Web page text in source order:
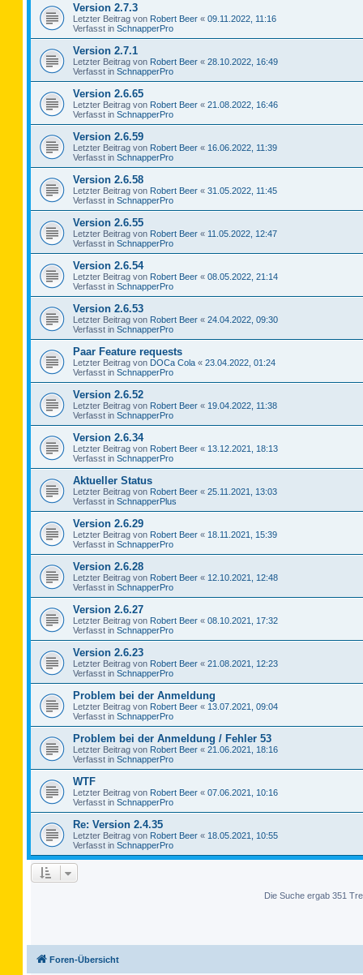
Version 2.7.3
Letzter Beitrag von Robert Beer « 09.11.2022, 11:16
Verfasst in SchnapperPro
Version 2.7.1
Letzter Beitrag von Robert Beer « 28.10.2022, 16:49
Verfasst in SchnapperPro
Version 2.6.65
Letzter Beitrag von Robert Beer « 21.08.2022, 16:46
Verfasst in SchnapperPro
Version 2.6.59
Letzter Beitrag von Robert Beer « 16.06.2022, 11:39
Verfasst in SchnapperPro
Version 2.6.58
Letzter Beitrag von Robert Beer « 31.05.2022, 11:45
Verfasst in SchnapperPro
Version 2.6.55
Letzter Beitrag von Robert Beer « 11.05.2022, 12:47
Verfasst in SchnapperPro
Version 2.6.54
Letzter Beitrag von Robert Beer « 08.05.2022, 21:14
Verfasst in SchnapperPro
Version 2.6.53
Letzter Beitrag von Robert Beer « 24.04.2022, 09:30
Verfasst in SchnapperPro
Paar Feature requests
Letzter Beitrag von DOCa Cola « 23.04.2022, 01:24
Verfasst in SchnapperPro
Version 2.6.52
Letzter Beitrag von Robert Beer « 19.04.2022, 11:38
Verfasst in SchnapperPro
Version 2.6.34
Letzter Beitrag von Robert Beer « 13.12.2021, 18:13
Verfasst in SchnapperPro
Aktueller Status
Letzter Beitrag von Robert Beer « 25.11.2021, 13:03
Verfasst in SchnapperPlus
Version 2.6.29
Letzter Beitrag von Robert Beer « 18.11.2021, 15:39
Verfasst in SchnapperPro
Version 2.6.28
Letzter Beitrag von Robert Beer « 12.10.2021, 12:48
Verfasst in SchnapperPro
Version 2.6.27
Letzter Beitrag von Robert Beer « 08.10.2021, 17:32
Verfasst in SchnapperPro
Version 2.6.23
Letzter Beitrag von Robert Beer « 21.08.2021, 12:23
Verfasst in SchnapperPro
Problem bei der Anmeldung
Letzter Beitrag von Robert Beer « 13.07.2021, 09:04
Verfasst in SchnapperPro
Problem bei der Anmeldung / Fehler 53
Letzter Beitrag von Robert Beer « 21.06.2021, 18:16
Verfasst in SchnapperPro
WTF
Letzter Beitrag von Robert Beer « 07.06.2021, 10:16
Verfasst in SchnapperPro
Re: Version 2.4.35
Letzter Beitrag von Robert Beer « 18.05.2021, 10:55
Verfasst in SchnapperPro
Die Suche ergab 351
Foren-Übersicht